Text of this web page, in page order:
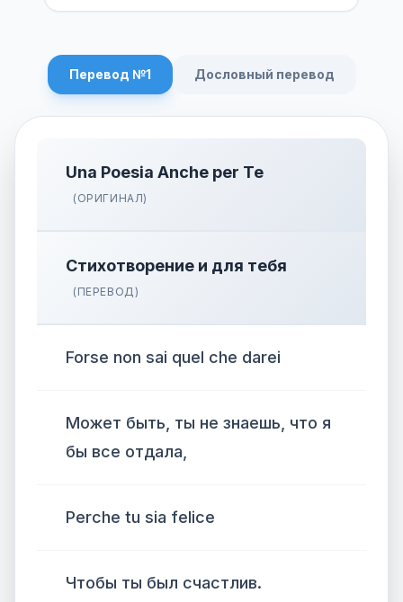
Перевод №1 Дословный перевод
Una Poesia Anche per Te
(ОРИГИНАЛ)
Стихотворение и для тебя
(ПЕРЕВОД)
Forse non sai quel che darei
Может быть, ты не знаешь, что я
бы все отдала,
Perche tu sia felice
Чтобы ты был счастлив.